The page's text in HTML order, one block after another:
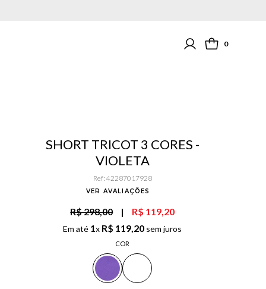
0
SHORT TRICOT 3 CORES -
VIOLETA
Ref: 42287017928
VER AVALIAÇÕES
R$ 298,00 | R$ 119,20
Em até 1x R$ 119,20 sem juros
COR